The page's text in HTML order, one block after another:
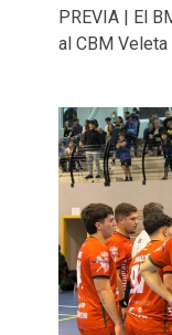
PREVIA | El
al CBM